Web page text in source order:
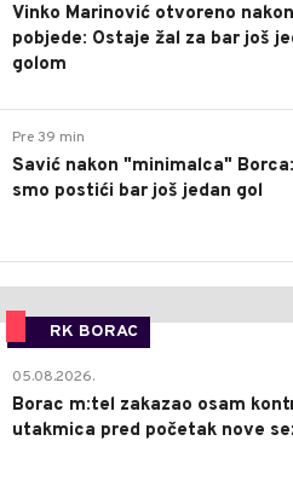
Vinko Marinović otvoreno nakon
pobjede: Ostaje žal za bar još
golom
Pre 39 min
Savić nakon "minimalca"
smo postići bar još jedan gol
RK BORAC
05.08.2026.
Borac m:tel zakazao osam
utakmica pred početak nove